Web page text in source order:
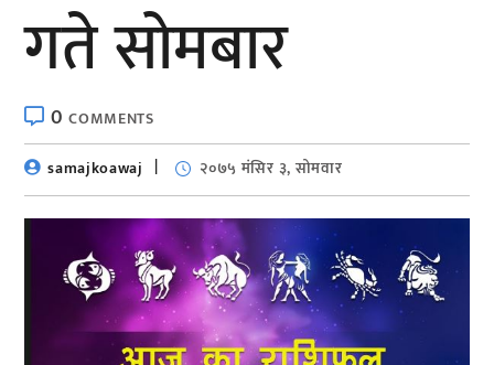
गते सोमबार
0COMMENTS
samajkoawaj
२०७५ मंसिर ३, सोमवार